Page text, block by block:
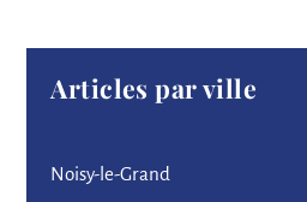
Articles par ville
Noisy-le-Grand